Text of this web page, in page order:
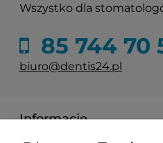
Wszystko dla
85 744 70
biuro@dentis24.pl
Informacje